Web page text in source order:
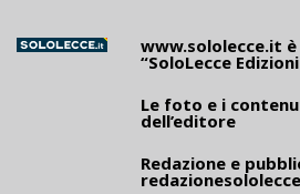
www.sololecce.it
“SoloLecce Edizioni
Le foto e i
dell’editore
Redazione e